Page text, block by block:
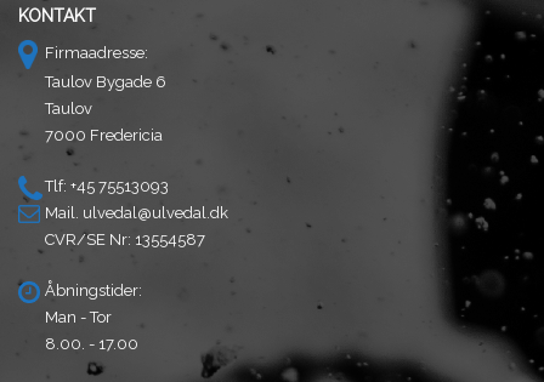
KONTAKT
Firmaadresse:
Taulov Bygade 6
Taulov
7000 Fredericia
Tlf: +45 75513093
Mail. ulvedal@ulvedal.dk
CVR/SE Nr: 13554587
Åbningstider:
Man - Tor
8.00. - 17.00